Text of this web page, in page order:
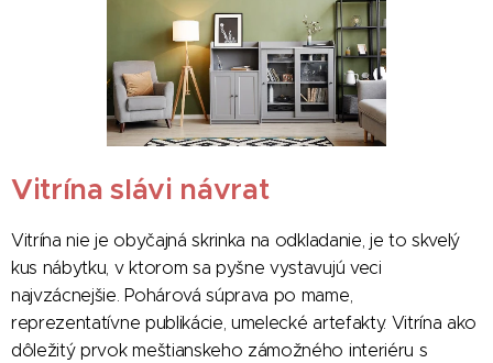
Vitrína slávi návrat
Vitrína nie je obyčajná skrinka na odkladanie, je to skvelý
kus nábytku, v ktorom sa pyšne vystavujú veci
najvzácnejšie. Pohárová súprava po mame,
reprezentatívne publikácie, umelecké artefakty. Vitrína ako
dôležitý prvok meštianskeho zámožného interiéru s